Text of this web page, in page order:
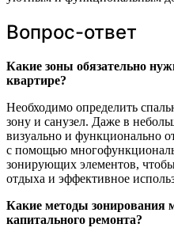
Вопрос-ответ
Какие зоны обязательно
квартире?
Необходимо определить
зону и санузел. Даже в
визуально и функционально
с помощью
зонирующих элементов, чтобы
отдыха и эффективное
Какие методы зонирования
капитального ремонта?